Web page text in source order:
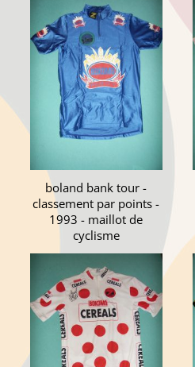
boland bank tour -
classement par points -
1993 - maillot de
cyclisme